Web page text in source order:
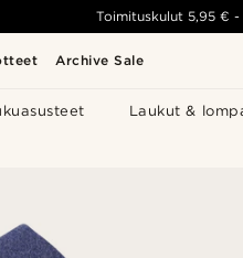
Archive Sale
Laukut &
Toimituskulut 5,95 € -